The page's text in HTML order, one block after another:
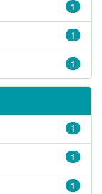
1
1
1
1
1
1